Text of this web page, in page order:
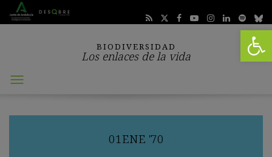
Abrir
BIODIVERSIDAD
Los enlaces de la vida
Abrir
01ENE '70